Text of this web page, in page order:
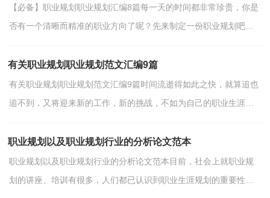
【必备】职业规划职业规划汇编8篇每一天的时间都非常珍贵，你是
否有一个清晰而精准的职业方向了呢？先来制定一份职业规划吧。
有关职业规划职业规划范文汇编9篇
有关职业规划职业规划范文汇编9篇时间流逝得如此之快，就算追也
追不到，又将迎来新的工作，新的挑战，不如为自己的职业生涯做
职业规划以及职业规划行业的分析论文范本
职业规划以及职业规划行业的分析论文范本目前，社会上就职业规
划的讲座、培训有很多，人们都已认识到职业生涯规划的重要性。